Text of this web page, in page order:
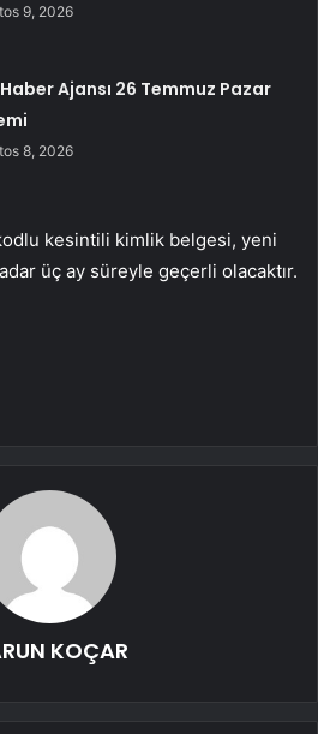
9, 2026
Haber Ajansı 26 Temmuz Pazar
8, 2026
kesintili kimlik belgesi, yeni
üç ay süreyle geçerli olacaktır.
KOÇAR